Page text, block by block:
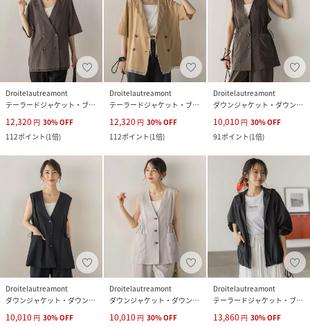
Droitelautreamont
テーラードジャケット・ブレザー
12,320 円 30%OFF
112ポイント(1倍)
Droitelautreamont
テーラードジャケット・ブレザー
12,320 円 30%OFF
112ポイント(1倍)
Droitelautreamont
ダウンジャケット・ダウンベスト
10,010 円 30%OFF
91ポイント(1倍)
Droitelautreamont
ダウンジャケット・ダウンベスト
10,010 円 30%OFF
Droitelautreamont
ダウンジャケット・ダウンベスト
10,010 円 30%OFF
Droitelautreamont
テーラードジャケット・ブレザー
13,860 円 30%OFF